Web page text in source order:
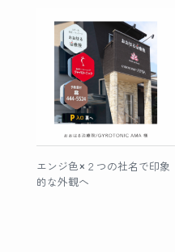
エンジ色×２つの社名で印象
的な外観へ